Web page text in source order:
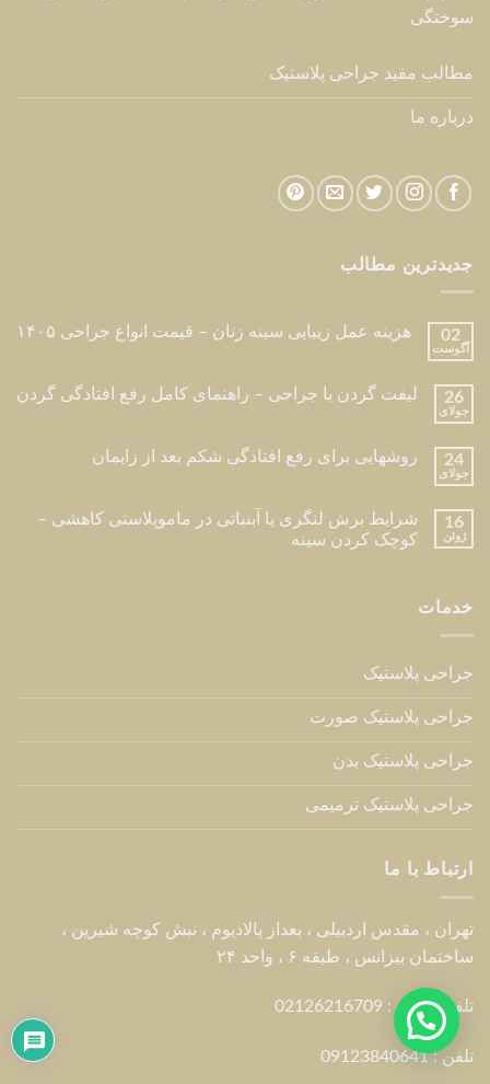
سوختگی
مطالب مفید جراحی پلاستیک
درباره ما
جدیدترین مطالب
02
آگوست
هزینه عمل زیبایی سینه زنان – قیمت انواع جراحی ۱۴۰۵
26
جولای
لیفت گردن با جراحی – راهنمای کامل رفع افتادگی گردن
24
جولای
روشهایی برای رفع افتادگی شکم بعد از زایمان
16
ژوئن
شرایط برش لنگری یا آبنباتی در ماموپلاستی کاهشی –
کوچک کردن سینه
خدمات
جراحی پلاستیک
جراحی پلاستیک صورت
جراحی پلاستیک بدن
جراحی پلاستیک ترمیمی
ارتباط با ما
تهران ، مقدس اردبیلی ، بعداز پالادیوم ، نبش کوچه شیرین ،
ساختمان بیزانس ، طبقه ۶ ، واحد ۲۴
تلفن مطب : 02126216709
تلفن :09123840641